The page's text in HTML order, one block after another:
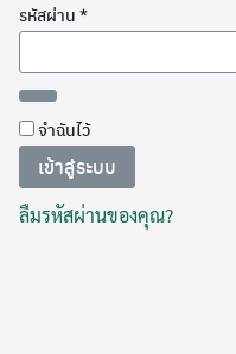
รหัสผ่าน *ต้องการ
จำฉันไว้
เข้าสู่ระบบ
ลืมรหัสผ่านของคุณ?